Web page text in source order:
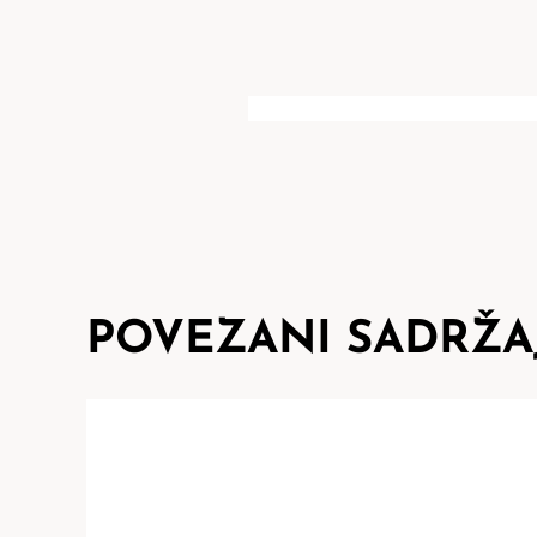
POVEZANI